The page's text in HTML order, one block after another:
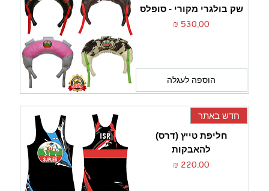
שק בולגרי מקורי - סופלס
מחיר
הוספה לעגלה
חדש באתר
חליפת טייץ (דרס)
להאבקות
מחיר